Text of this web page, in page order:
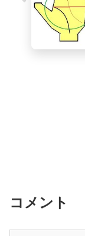
コメント